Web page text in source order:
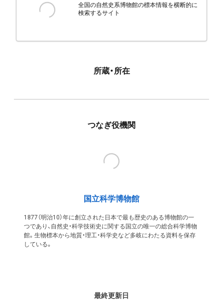
全国の自然史系博物館の標本情報を横断的に
検索するサイト
所蔵・所在
つなぎ役機関
国立科学博物館
1877（明治10）年に創立された日本で最も歴史のある博物館の一
つであり、自然史・科学技術史に関する国立の唯一の総合科学博物
館。生物標本から地質・理工・科学史など多岐にわたる資料を保存
している。
最終更新日